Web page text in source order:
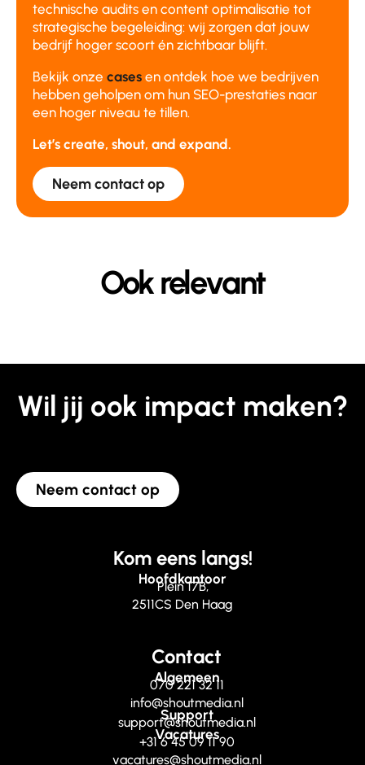
technische audits en content optimalisatie tot
strategische begeleiding: wij zorgen dat jouw
bedrijf hoger scoort én zichtbaar blijft.
Bekijk onze cases en ontdek hoe we bedrijven
hebben geholpen om hun SEO-prestaties naar
een hoger niveau te tillen.
Let’s create, shout, and expand.
Neem contact op
Ook relevant
Wil jij ook impact maken?
Neem contact op
Kom eens langs!
Hoofdkantoor
Plein 17B,
2511CS Den Haag
Contact
Algemeen
070 221 32 11
info@shoutmedia.nl
Support
support@shoutmedia.nl
Vacatures
+31 6 45 09 11 90
vacatures@shoutmedia.nl